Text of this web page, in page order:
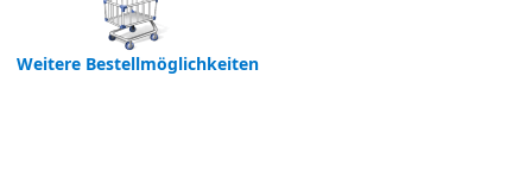
Weitere Bestellmöglichkeiten